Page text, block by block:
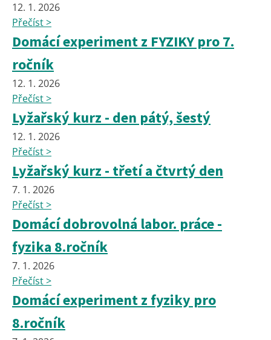
12. 1. 2026
Přečíst >
Domácí experiment z FYZIKY pro 7.
ročník
12. 1. 2026
Přečíst >
Lyžařský kurz - den pátý, šestý
12. 1. 2026
Přečíst >
Lyžařský kurz - třetí a čtvrtý den
7. 1. 2026
Přečíst >
Domácí dobrovolná labor. práce -
fyzika 8.ročník
7. 1. 2026
Přečíst >
Domácí experiment z fyziky pro
8.ročník